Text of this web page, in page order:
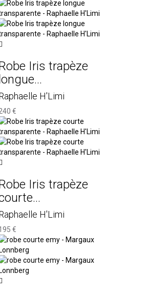
Iris trapèze
longue...
H'Limi
€
Iris trapèze
H'Limi
€